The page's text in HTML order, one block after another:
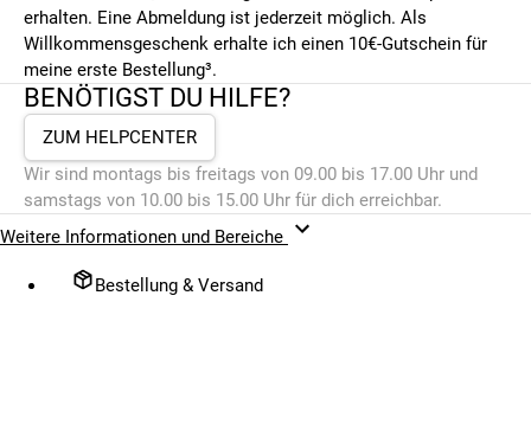
erhalten. Eine Abmeldung ist jederzeit möglich. Als
Willkommensgeschenk erhalte ich einen 10€-Gutschein für
meine erste Bestellung³.
BENÖTIGST DU HILFE?
ZUM HELPCENTER
Wir sind montags bis freitags von 09.00 bis 17.00 Uhr und
samstags von 10.00 bis 15.00 Uhr für dich erreichbar.
Weitere Informationen und Bereiche
Bestellung & Versand